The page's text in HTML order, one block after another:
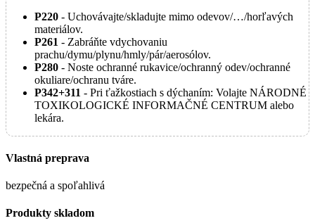
P220 - Uchovávajte/skladujte mimo odevov/…/horľavých
materiálov.
P261 - Zabráňte vdychovaniu
prachu/dymu/plynu/hmly/pár/aerosólov.
P280 - Noste ochranné rukavice/ochranný odev/ochranné
okuliare/ochranu tváre.
P342+311 - Pri ťažkostiach s dýchaním: Volajte NÁRODNÉ
TOXIKOLOGICKÉ INFORMAČNÉ CENTRUM alebo
lekára.
Vlastná preprava
bezpečná a spoľahlivá
Produkty skladom